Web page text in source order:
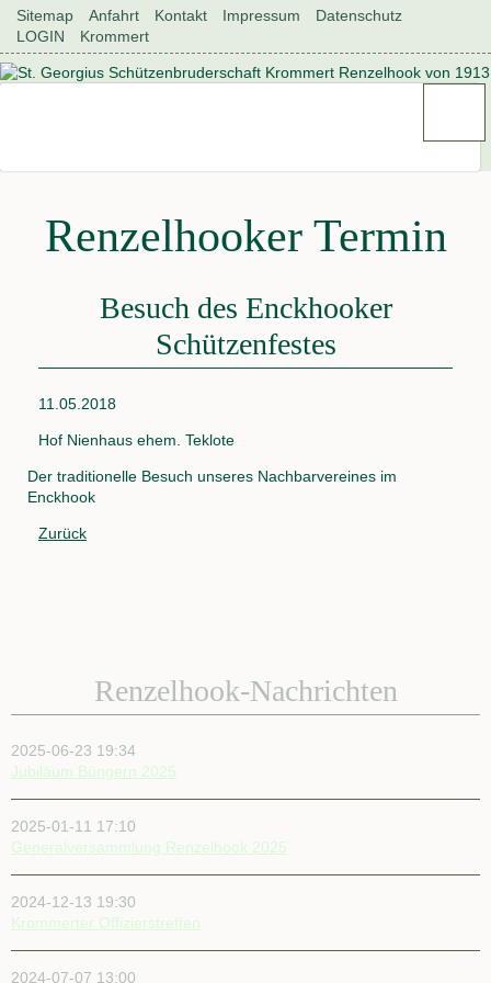
Navigation
überspringen
Sitemap Anfahrt Kontakt Impressum
Datenschutz
LOGIN
Krommert
Renzelhooker Termin
Besuch des Enckhooker
Schützenfestes
11.05.2018
Hof Nienhaus ehem. Teklote
Der traditionelle Besuch unseres Nachbarvereines im
Enckhook
Zurück
Renzelhook-Nachrichten
2025-06-23 19:34
Jubiläum Büngern 2025
2025-01-11 17:10
Generalversammlung Renzelhook 2025
2024-12-13 19:30
Krommerter Offizierstreffen
2024-07-07 13:00